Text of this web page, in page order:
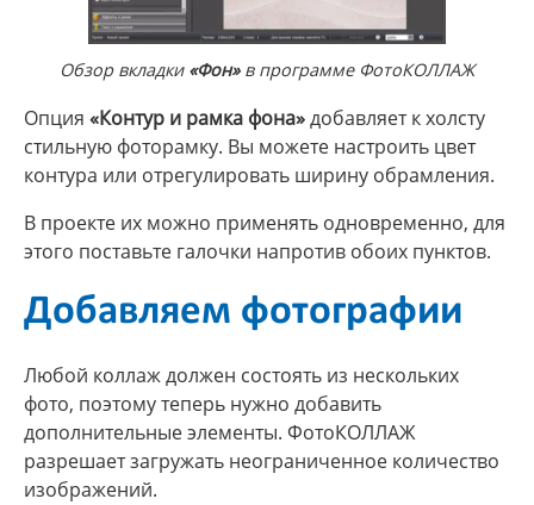
Обзор вкладки «Фон»в программе ФотоКОЛЛАЖ
Опция «Контур и рамка фона»добавляет к холсту
стильную фоторамку. Вы можете настроить цвет
контура или отрегулировать ширину обрамления.
В проекте их можно применять одновременно, для
этого поставьте галочки напротив обоих пунктов.
Добавляем фотографии
Любой коллаж должен состоять из нескольких
фото, поэтому теперь нужно добавить
дополнительные элементы. ФотоКОЛЛАЖ
разрешает загружать неограниченное количество
изображений.